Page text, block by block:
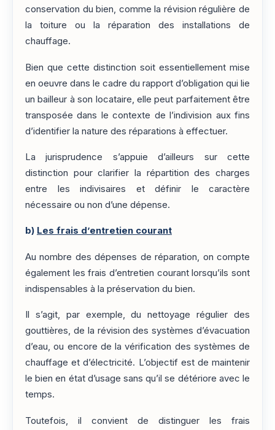
conservation du bien, comme la révision régulière de
la toiture ou la réparation des installations de
chauffage.
Bien que cette distinction soit essentiellement mise
en oeuvre dans le cadre du rapport d’obligation qui lie
un bailleur à son locataire, elle peut parfaitement être
transposée dans le contexte de l’indivision aux fins
d’identifier la nature des réparations à effectuer.
La jurisprudence s’appuie d’ailleurs sur cette
distinction pour clarifier la répartition des charges
entre les indivisaires et définir le caractère
nécessaire ou non d’une dépense.
b) Les frais d’entretien courant
Au nombre des dépenses de réparation, on compte
également les frais d’entretien courant lorsqu’ils sont
indispensables à la préservation du bien.
Il s’agit, par exemple, du nettoyage régulier des
gouttières, de la révision des systèmes d’évacuation
d’eau, ou encore de la vérification des systèmes de
chauffage et d’électricité. L’objectif est de maintenir
le bien en état d’usage sans qu’il se détériore avec le
temps.
Toutefois, il convient de distinguer les frais